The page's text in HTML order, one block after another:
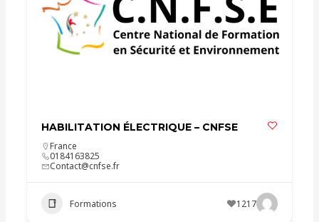
HABILITATION ÉLECTRIQUE – CNFSE
France
0184163825
Contact@cnfse.fr
Formations 1217